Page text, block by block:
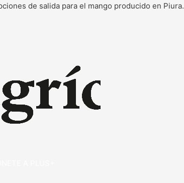
de salida para el mango producido en Piura.